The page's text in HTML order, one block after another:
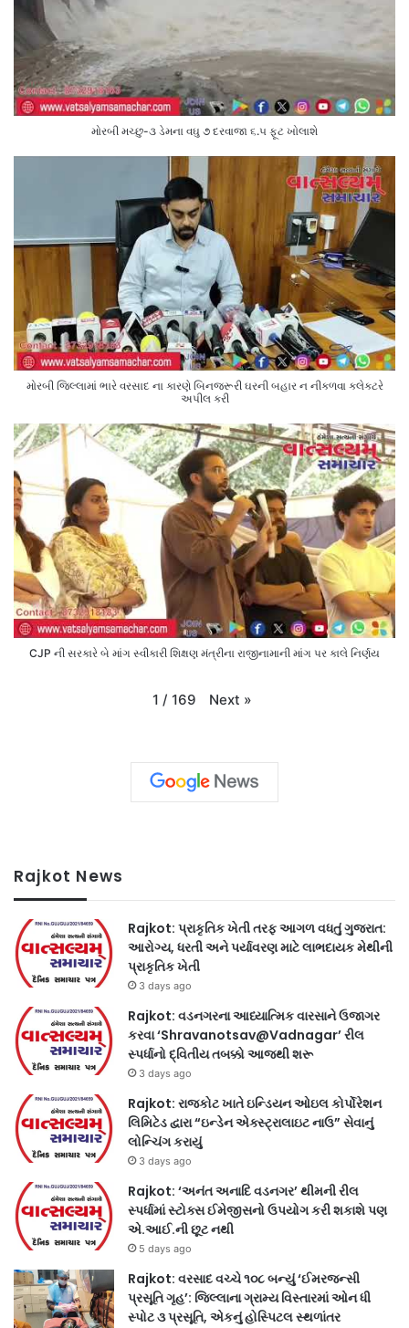
મોરબી મચ્છુ-૩ ડેમના વઘુ ૭ દરવાજા ૬.૫ ફૂટ ખોલાશે
મોરબી જિલ્લામાં ભારે વરસાદ ના કારણે બિનજરૂરી ઘરની બહાર ન નીકળવા કલેક્ટરે
અપીલ કરી
CJP ની સરકારે બે માંગ સ્વીકારી શિક્ષણ મંત્રીના રાજીનામાની માંગ પર કાલે નિર્ણય
1 / 169 Next »
Rajkot News
Rajkot: પ્રાકૃતિક ખેતી તરફ આગળ વધતું ગુજરાત:
આરોગ્ય, ધરતી અને પર્યાવરણ માટે લાભદાયક મેથીની
પ્રાકૃતિક ખેતી
3 days ago
Rajkot: વડનગરના આધ્યાત્મિક વારસાને ઉજાગર
કરવા ‘Shravanotsav@Vadnagar’ રીલ
સ્પર્ધાનો દ્વિતીય તબક્કો આજથી શરૂ
3 days ago
Rajkot: રાજકોટ ખાતે ઇન્ડિયન ઓઇલ કોર્પોરેશન
લિમિટેડ દ્વારા “ઇન્ડેન એક્સ્ટ્રાલાઇટ નાઉ” સેવાનું
લોન્ચિંગ કરાયું
3 days ago
Rajkot: ‘અનંત અનાદિ વડનગર’ થીમની રીલ
સ્પર્ધામાં સ્ટોક્સ ઈમેજીસનો ઉપયોગ કરી શકાશે પણ
એ.આઈ.ની છૂટ નથી
5 days ago
Rajkot: વરસાદ વચ્ચે ૧૦૮ બન્યું ‘ઈમરજન્સી
પ્રસૂતિ ગૃહ’: જિલ્લાના ગ્રામ્ય વિસ્તારમાં ઓન ધી
સ્પોટ ૩ પ્રસૂતિ, એકનું હોસ્પિટલ સ્થળાંતર